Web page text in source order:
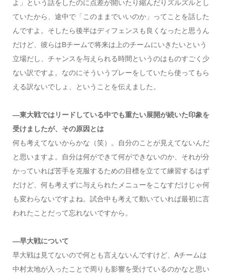
よ」という話をしたのに点差が開いたり縮んだりズルズルとし
ていたから、途中で「このままでいいのか」ってことを話した
んですよ。そしたら後半はディフェンスも良くなったと思うん
だけど、彼らはBチームで将来は上のチームにいきたいという
立場だし、チャンスを与えられる時間というのはものすごく少
ない訳ですよ。なのにそういうプレーをしていたら使ってもら
える訳ないでしょ、ということを伝えました。
―東大戦ではリードしている中でも重たい展開が続いた印象を
受けましたが、その原因とは
何も考えてないからかな（笑）。自分のことが見えてないんだ
と思いますよ。自分は何ができて何ができないのか、それが分
かっていれば苦手を克服するための目標を立てて練習するはず
だけど、何も考えずに与えられたメニューをこなすだけじゃ何
も変わらないですよね。試合中も考えて動いていれば最初に言
われたことだって忘れないですから。
―早大戦について
早大戦は見てないので何とも言えないんですけど、Aチームは
中村太地が入ったことで周りも影響を受けているのかなと思い